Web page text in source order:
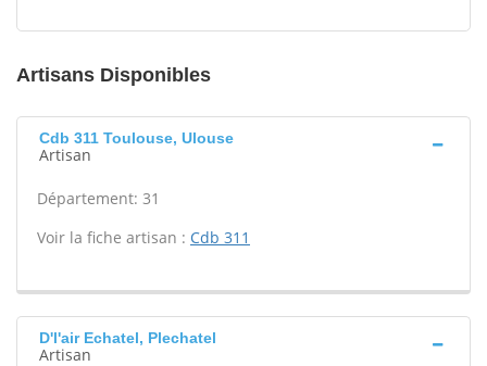
Artisans Disponibles
Cdb 311 Toulouse, Ulouse
Artisan
Département: 31
Voir la fiche artisan : Cdb 311
D'l'air Echatel, Plechatel
Artisan